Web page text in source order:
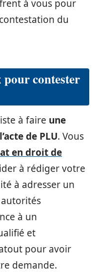
à vous pour
du
contester
à faire une
de PLU. Vous
en droit de
à rédiger votre
à adresser un
à un
et
pour avoir
demande.